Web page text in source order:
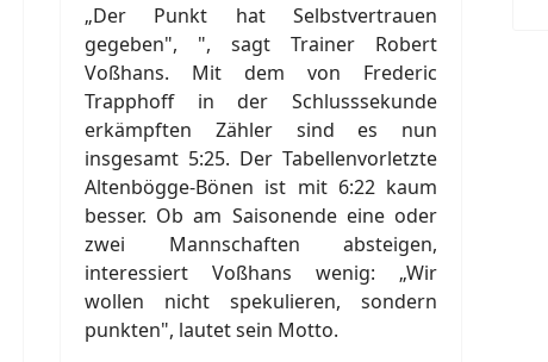
„Der Punkt hat Selbstvertrauen
gegeben", ", sagt Trainer Robert
Voßhans. Mit dem von Frederic
Trapphoff in der Schlusssekunde
erkämpften Zähler sind es nun
insgesamt 5:25. Der Tabellenvorletzte
Altenbögge-Bönen ist mit 6:22 kaum
besser. Ob am Saisonende eine oder
zwei Mannschaften absteigen,
interessiert Voßhans wenig: „Wir
wollen nicht spekulieren, sondern
punkten", lautet sein Motto.